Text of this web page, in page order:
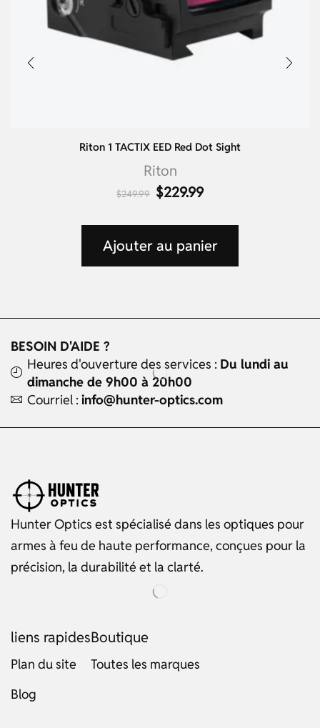
Riton 1 TACTIX EED Red Dot Sight
Riton
$249.99 $229.99
Ajouter au panier
BESOIN D'AIDE ?
Heures d'ouverture des services : Du lundi au
dimanche de 9h00 à 20h00
Courriel : info@hunter-optics.com
Hunter Optics est spécialisé dans les optiques pour
armes à feu de haute performance, conçues pour la
précision, la durabilité et la clarté.
liens rapides
Plan du site
Blog
Boutique
Toutes les marques